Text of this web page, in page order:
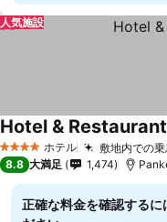
人気施設
4 ホテルのランク
ホテル 敷地内での
Hotel &
8.8 大満足 1,474
正確な料金を確認するに